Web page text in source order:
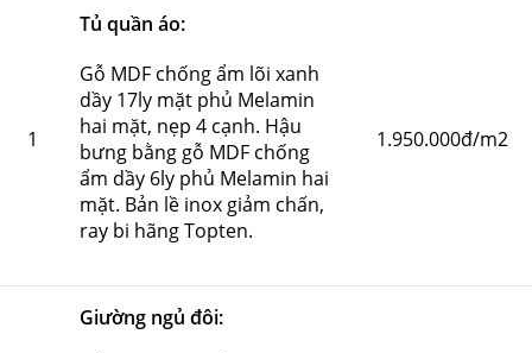
1
Tủ quần áo:
Gỗ MDF chống ẩm lõi xanh
dầy 17ly mặt phủ Melamin
hai mặt, nẹp 4 cạnh. Hậu
bưng bằng gỗ MDF chống
ẩm dầy 6ly phủ Melamin hai
mặt. Bản lề inox giảm chấn,
ray bi hãng Topten.
1.950.000đ/m2
Giường ngủ đôi: